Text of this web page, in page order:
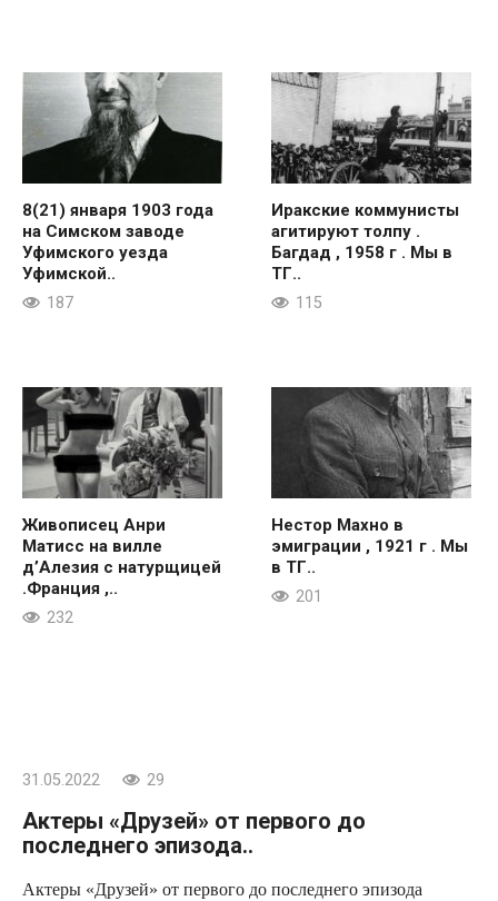
8(21) января 1903 года
на Симском заводе
Уфимского уезда
Уфимской..
187
Иракские коммунисты
агитируют толпу .
Багдад , 1958 г . Мы в
ТГ..
115
Живописец Анри
Матисс на вилле
д’Алезия с натурщицей
.Франция ,..
232
Нестор Махно в
эмиграции , 1921 г . Мы
в ТГ..
201
31.05.2022 29
Актеры «Друзей» от первого до
последнего эпизода..
Актеры «Друзей» от первого до последнего эпизода